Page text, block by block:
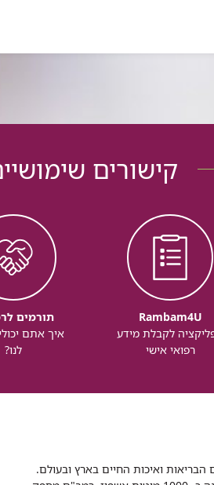
קישורים
Rambam4U
לקבלת מידע
רפואי אישי
תורמים
איך אתם
לנו?
הבריאות ואיכות החיים בארץ ובעולם.